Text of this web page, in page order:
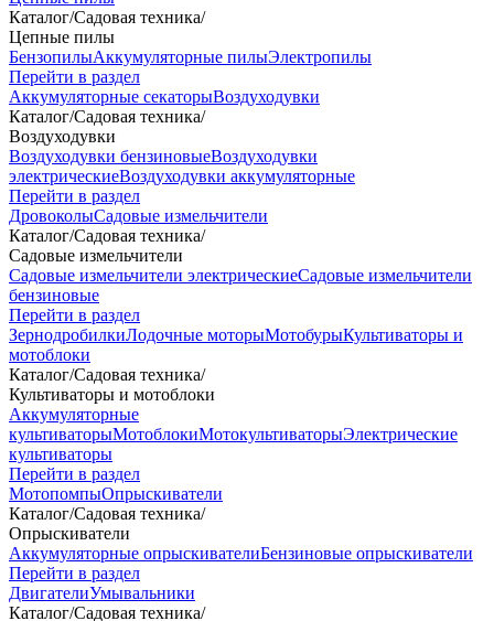
Каталог/Садовая техника/
Цепные пилы
БензопилыАккумуляторные пилыЭлектропилы
Перейти в раздел
Аккумуляторные секаторыВоздуходувки
Каталог/Садовая техника/
Воздуходувки
Воздуходувки бензиновыеВоздуходувки
электрическиеВоздуходувки аккумуляторные
Перейти в раздел
ДровоколыСадовые измельчители
Каталог/Садовая техника/
Садовые измельчители
Садовые измельчители электрическиеСадовые измельчители
бензиновые
Перейти в раздел
ЗернодробилкиЛодочные моторыМотобурыКультиваторы и
мотоблоки
Каталог/Садовая техника/
Культиваторы и мотоблоки
Аккумуляторные
культиваторыМотоблокиМотокультиваторыЭлектрические
культиваторы
Перейти в раздел
МотопомпыОпрыскиватели
Каталог/Садовая техника/
Опрыскиватели
Аккумуляторные опрыскивателиБензиновые опрыскиватели
Перейти в раздел
ДвигателиУмывальники
Каталог/Садовая техника/